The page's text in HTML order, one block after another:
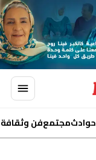
حوادثمجتمعفن وثقافة